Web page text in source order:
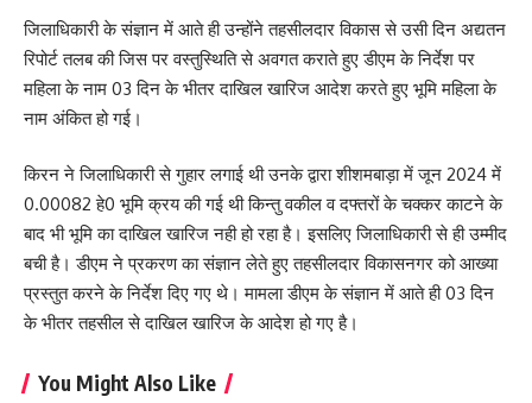
जिलाधिकारी के संज्ञान में आते ही उन्होंने तहसीलदार विकास से उसी दिन अद्यतन
रिपोर्ट तलब की जिस पर वस्तुस्थिति से अवगत कराते हुए डीएम के निर्देश पर
महिला के नाम 03 दिन के भीतर दाखिल खारिज आदेश करते हुए भूमि महिला के
नाम अंकित हो गई।
किरन ने जिलाधिकारी से गुहार लगाई थी उनके द्वारा शीशमबाड़ा में जून 2024 में
0.00082 हे0 भूमि क्रय की गई थी किन्तु वकील व दफ्तरों के चक्कर काटने के
बाद भी भूमि का दाखिल खारिज नही हो रहा है। इसलिए जिलाधिकारी से ही उम्मीद
बची है। डीएम ने प्रकरण का संज्ञान लेते हुए तहसीलदार विकासनगर को आख्या
प्रस्तुत करने के निर्देश दिए गए थे। मामला डीएम के संज्ञान में आते ही 03 दिन
के भीतर तहसील से दाखिल खारिज के आदेश हो गए है।
You Might Also Like